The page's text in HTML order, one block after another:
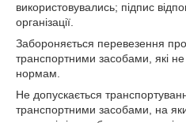
використовувались; підпис
організації.
Забороняється перевезення
транспортними засобами, які не
нормам.
Не допускається
транспортними засобами, на